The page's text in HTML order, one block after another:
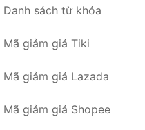
Danh sách từ khóa
Mã giảm giá Tiki
Mã giảm giá Lazada
Mã giảm giá Shopee